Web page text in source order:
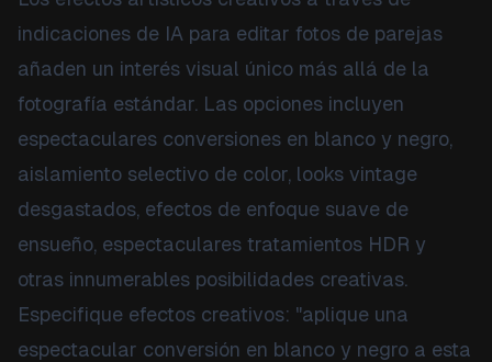
indicaciones de IA para editar fotos de parejas
añaden un interés visual único más allá de la
fotografía estándar. Las opciones incluyen
espectaculares conversiones en blanco y negro,
aislamiento selectivo de color, looks vintage
desgastados, efectos de enfoque suave de
ensueño, espectaculares tratamientos HDR y
otras innumerables posibilidades creativas.
Especifique efectos creativos: "aplique una
espectacular conversión en blanco y negro a esta